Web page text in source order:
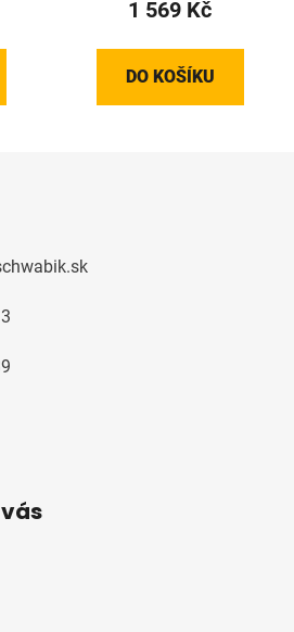
1 569 Kč
DO KOŠÍKU